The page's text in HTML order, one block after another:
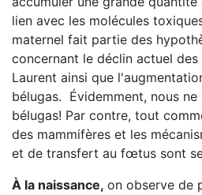
lien avec les molécules
maternel fait partie des
concernant le déclin actuel
Laurent ainsi que
bélugas. Évidemment, nous ne
bélugas! Par contre, tout
des mammifères et les
et de transfert au fœtus sont
À la naissance, on observe de